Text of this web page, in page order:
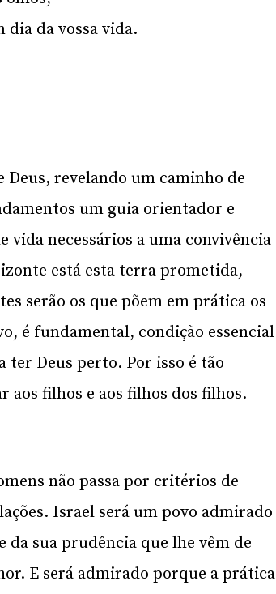
da vossa vida.
Deus, revelando um caminho de
um guia orientador e
necessários a uma convivência
está esta terra prometida,
serão os que põem em prática os
é fundamental, condição essencial
ter Deus perto. Por isso é tão
filhos e aos filhos dos filhos.
não passa por critérios de
Israel será um povo admirado
da sua prudência que lhe vêm de
E será admirado porque a prática